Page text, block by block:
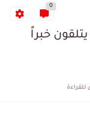
البرنامج الكامل لنهائي البطولة بين الاتحاد المنستيري والنادي الإفريقي
0
خبراً